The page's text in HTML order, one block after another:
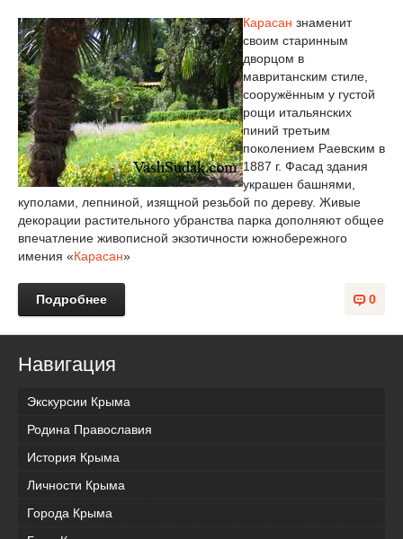
Карасан знаменит
своим старинным
дворцом в
мавританским стиле,
сооружённым у густой
рощи итальянских
пиний третьим
поколением Раевским в
1887 г. Фасад здания
украшен башнями,
куполами, лепниной, изящной резьбой по дереву. Живые
декорации растительного убранства парка дополняют общее
впечатление живописной экзотичности южнобережного
имения «Карасан»
0
Подробнее
Навигация
Экскурсии Крыма
Родина Православия
История Крыма
Личности Крыма
Города Крыма